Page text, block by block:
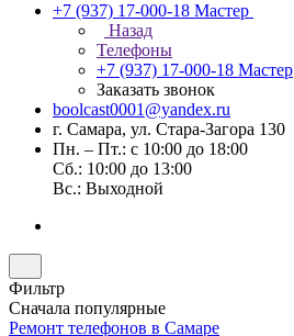
+7 (937) 17-000-18 Мастер
Назад
Телефоны
+7 (937) 17-000-18 Мастер
Заказать звонок
boolcast0001@yandex.ru
г. Самара, ул. Стара-Загора 130
Пн. – Пт.: с 10:00 до 18:00
Сб.: 10:00 до 13:00
Вс.: Выходной
Фильтр
Сначала популярные
Ремонт телефонов в Самаре